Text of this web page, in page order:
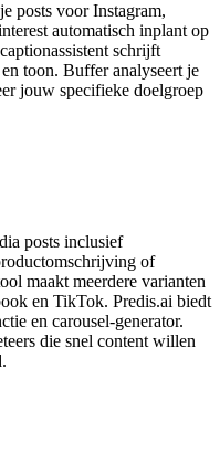
posts voor Instagram,
automatisch inplant op
schrijft
toon. Buffer analyseert je
jouw specifieke doelgroep
posts inclusief
of
maakt meerdere varianten
en TikTok. Predis.ai biedt
en carousel-generator.
die snel content willen